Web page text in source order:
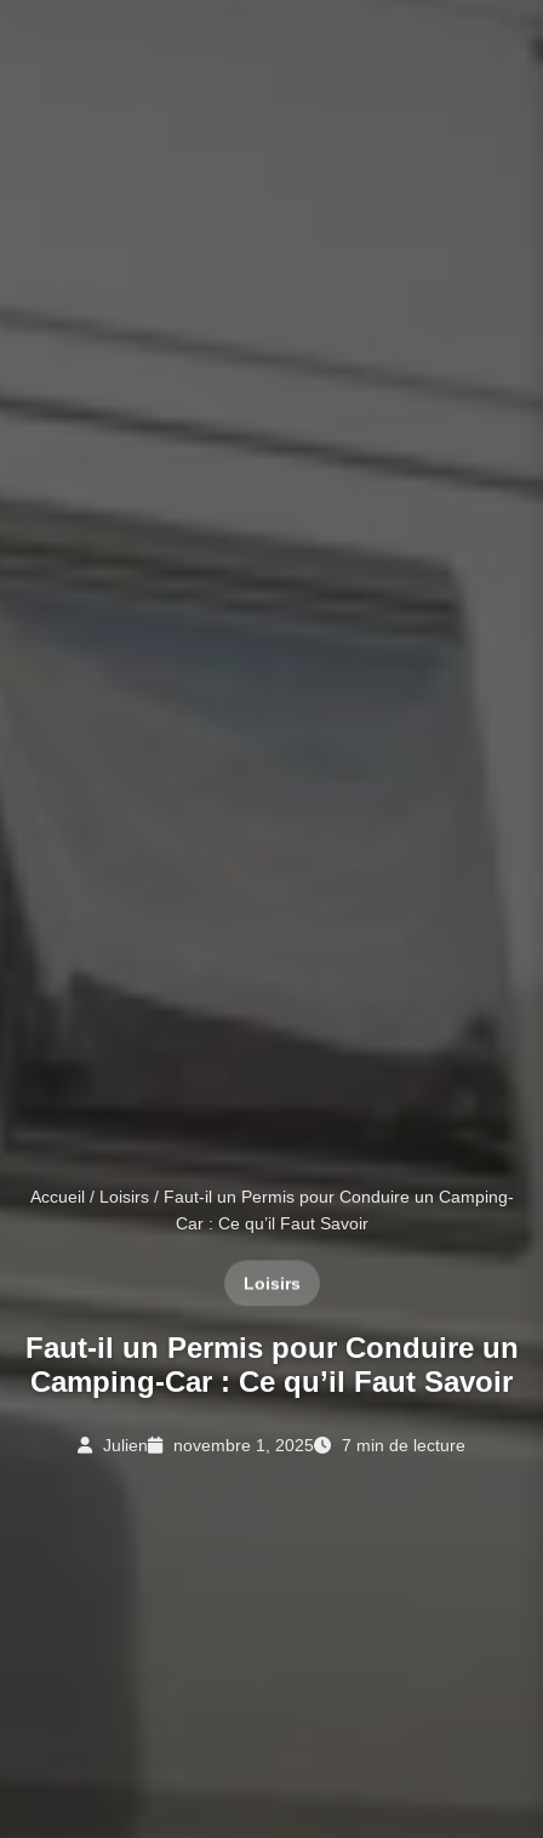
Accueil/ Loisirs/ Faut-il un Permis pour Conduire un Camping-
Car : Ce qu’il Faut Savoir
Loisirs
Faut-il un Permis pour Conduire un
Camping-Car : Ce qu’il Faut Savoir
Julien novembre 1, 2025 7 min de lecture